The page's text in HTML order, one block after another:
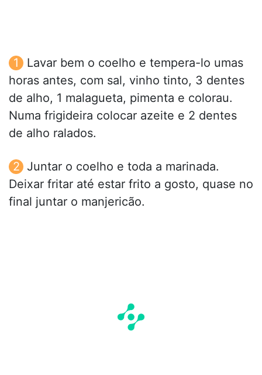
Lavar bem o coelho e tempera-lo umas
horas antes, com sal, vinho tinto, 3 dentes
de alho, 1 malagueta, pimenta e colorau.
Numa frigideira colocar azeite e 2 dentes
de alho ralados.
Juntar o coelho e toda a marinada.
Deixar fritar até estar frito a gosto, quase no
final juntar o manjericão.